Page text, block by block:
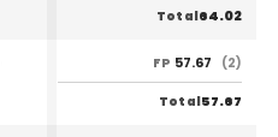
Total64.02
FP 57.67 (2)
Total57.67